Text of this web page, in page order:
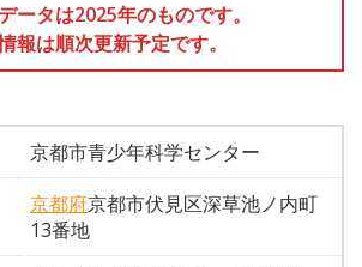
ータは2025年のものです。
報は順次更新予定です。
京都市青少年科学センター
京都府京都市伏見区深草池ノ内町
13番地